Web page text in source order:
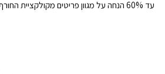
עד 60% הנחה על מגוון פריטים מקולקציית החורף.